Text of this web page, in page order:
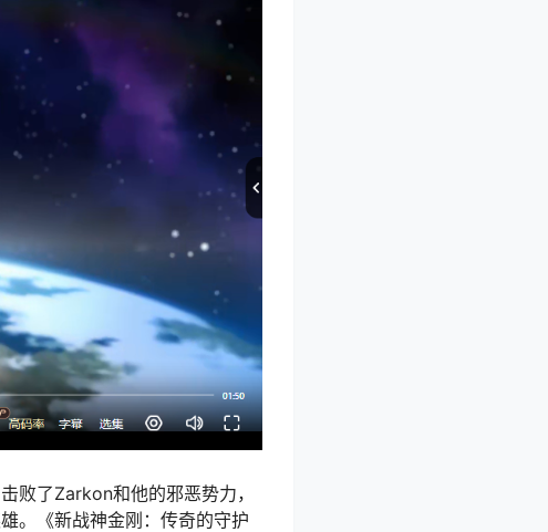
败了Zarkon和他的邪恶势力，
。《新战神金刚：传奇的守护